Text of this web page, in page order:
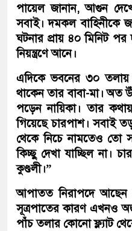
পায়েল জানান, আগুন
সবাই। দমকল বাহিনীকে
ঘটনার প্রায় ৪০ মিনিট পর
নিয়ন্ত্রণে আনে।
এদিকে ভবনের ৩০ তলায়
থাকেন তার বাবা-মা। অত
পড়েন নায়িকা। তার
গিয়েছে চারপাশ। সবাই
থেকে নিচে নামতেও তো
কিচ্ছু দেখা যাচ্ছিল না।
কুণ্ডলী।”
আপাতত নিরাপদে আছেন
সূত্রপাতের কারণ এখনও
পাঁচ তলার কোনো ফ্ল্যাট